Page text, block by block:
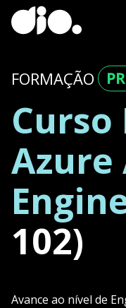
FORMAÇÃO
Azure
102)
Avance ao nível de